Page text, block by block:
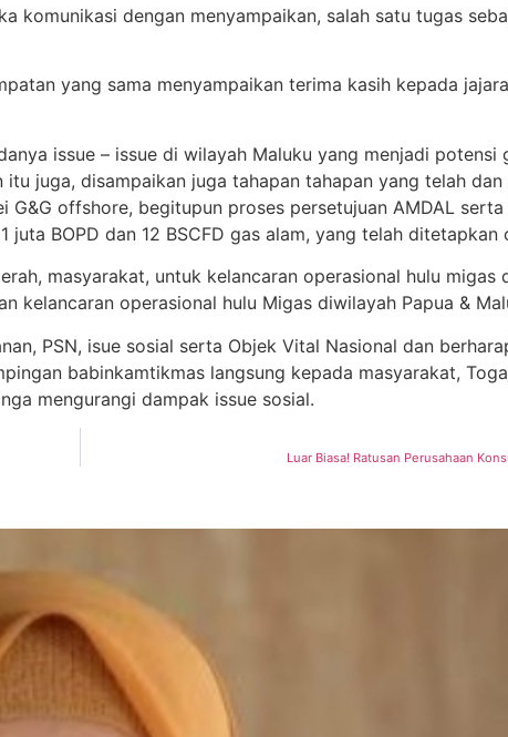
komunikasi dengan menyampaikan, salah satu tugas
yang sama menyampaikan terima kasih kepada
issue – issue di wilayah Maluku yang menjadi potensi
juga, disampaikan juga tahapan tahapan yang telah
offshore, begitupun proses persetujuan AMDAL
BOPD dan 12 BSCFD gas alam, yang telah ditetapkan
masyarakat, untuk kelancaran operasional hulu migas
operasional hulu Migas diwilayah Papua &
PSN, isue sosial serta Objek Vital Nasional dan
babinkamtikmas langsung kepada masyarakat,
mengurangi dampak issue sosial.
Luar Biasa! Ratusan Perusahaan